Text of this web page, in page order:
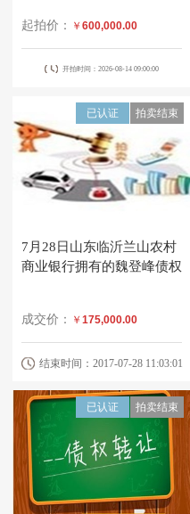
起拍价： ￥ 600,000.00
开拍时间：2026-08-14 09:00:00
拍卖结束
已认证
7月28日山东临沂兰山农村
商业银行拥有的魏登峰债权
成交价： ￥ 175,000.00
结束时间：2017-07-28 11:03:01
拍卖结束
已认证